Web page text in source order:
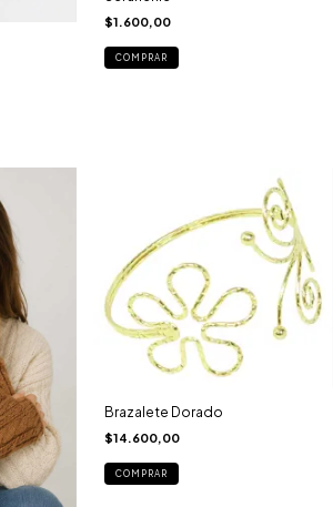
$1.600,00
Brazalete Dorado
$14.600,00